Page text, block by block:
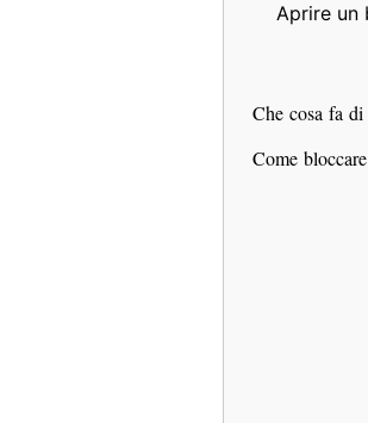
Aprire un
Che cosa fa
Come